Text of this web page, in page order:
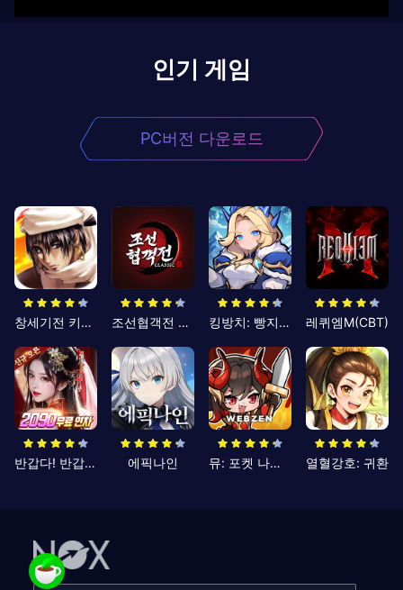
인기 게임
PC버전 다운로드
창세기전 키우기 조선협객전 클래식 킹방치: 빵지의 제왕 레퀴엠M(CBT)
반갑다! 반갑삼국지 에픽나인 뮤: 포켓 나이츠 열혈강호: 귀환